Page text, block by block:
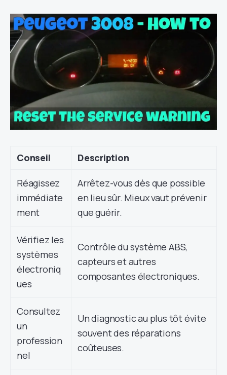
Conseil Description
Réagissez
immédiate
ment
Arrêtez-vous dès que possible
en lieu sûr. Mieux vaut prévenir
que guérir.
Vérifiez les
systèmes
électroniq
ues
Contrôle du système ABS,
capteurs et autres
composantes électroniques.
Consultez
un
profession
nel
Un diagnostic au plus tôt évite
souvent des réparations
coûteuses.